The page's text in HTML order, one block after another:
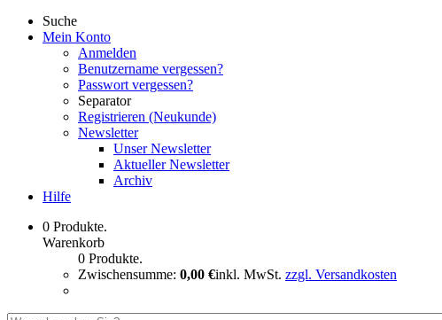
Suche
Mein Konto
Anmelden
Benutzername vergessen?
Passwort vergessen?
Separator
Registrieren (Neukunde)
Newsletter
Unser Newsletter
Aktueller Newsletter
Archiv
Hilfe
0 Produkte.
Warenkorb
0 Produkte.
Zwischensumme: 0,00 €inkl. MwSt. zzgl. Versandkosten